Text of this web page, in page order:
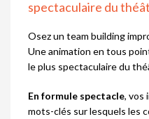
spectaculaire du
Osez un team building
Une animation en tous
le plus spectaculaire du
En formule spectacle, vos
mots-clés sur lesquels les